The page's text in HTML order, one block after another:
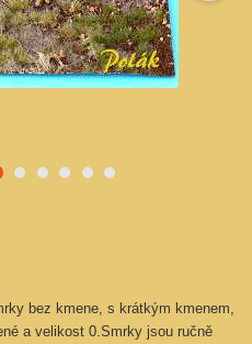
bez kmene, s krátkým kmenem,
a velikost 0.Smrky jsou ručně